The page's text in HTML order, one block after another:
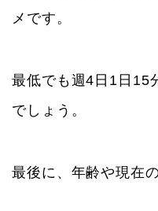
メです。
最低でも週4日1日15
でしょう。
最後に、年齢や現在